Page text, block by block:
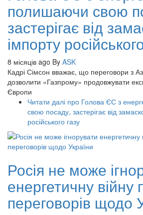
полишаючи свою
застерігає від
імпорту
8 місяців ago By ASK
Кадрі Сімсон вважає, що переговори з
дозволити «Газпрому» продовжувати
Європи
Читати далі про Голова ЄС з
свою посаду, застерігає від
російського газу
Росія не може
енергетичну війну
переговорів щодо